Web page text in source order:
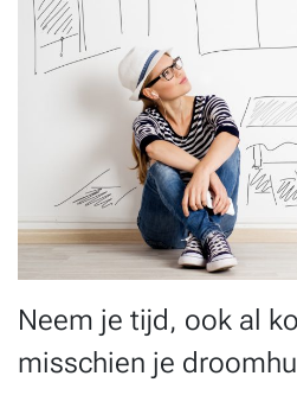
Neem je tijd, ook al
misschien je